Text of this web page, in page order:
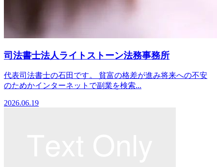
司法書士法人ライトストーン法務事務所
代表司法書士の石田です。 貧富の格差が進み将来への不安
のためかインターネットで副業を検索...
2026.06.19